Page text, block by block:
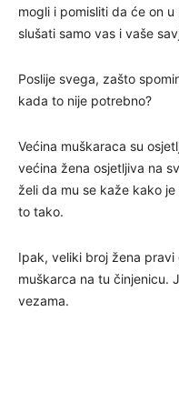
mogli i pomisliti da će on
slušati samo vas i vaše
Poslije svega, zašto
kada to nije potrebno?
Većina muškaraca su
većina žena osjetljiva na
želi da mu se kaže kako je
to tako.
Ipak, veliki broj žena
muškarca na tu činjenicu.
vezama.